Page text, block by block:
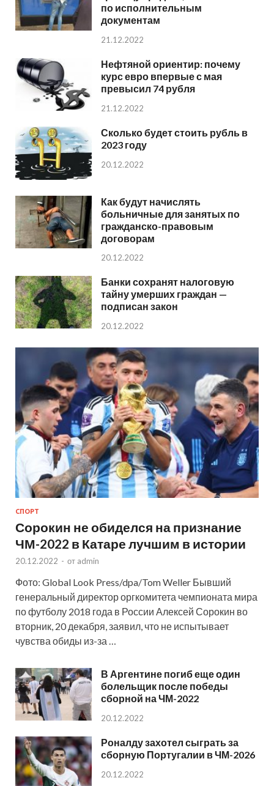
по исполнительным
документам
21.12.2022
Нефтяной ориентир: почему
курс евро впервые с мая
превысил 74 рубля
21.12.2022
Сколько будет стоить рубль в
2023 году
20.12.2022
Как будут начислять
больничные для занятых по
гражданско-правовым
договорам
20.12.2022
Банки сохранят налоговую
тайну умерших граждан —
подписан закон
20.12.2022
СПОРТ
Сорокин не обиделся на признание
ЧМ-2022 в Катаре лучшим в истории
20.12.2022 - от admin
Фото: Global Look Press/dpa/Tom Weller Бывший
генеральный директор оргкомитета чемпионата мира
по футболу 2018 года в России Алексей Сорокин во
вторник, 20 декабря, заявил, что не испытывает
чувства обиды из-за …
В Аргентине погиб еще один
болельщик после победы
сборной на ЧМ-2022
20.12.2022
Роналду захотел сыграть за
сборную Португалии в ЧМ-2026
20.12.2022